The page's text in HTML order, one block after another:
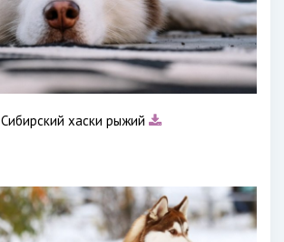
Сибирский хаски рыжий